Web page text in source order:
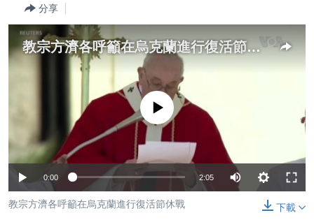
到
海外港人
新聞自由
揭謊頻道
中國
國際
經貿
視頻
分享
教宗方濟各呼籲在烏克蘭進行復活節休戰
No media source currently available
0:00 2:05
下載
教宗方濟各呼籲在烏克蘭進行復活節休戰